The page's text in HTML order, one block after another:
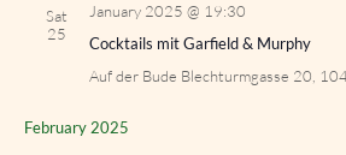
Sat
25
January 2025 @ 19:30
Cocktails mit Garfield & Murphy
Auf der Bude Blechturmgasse 20,
February 2025